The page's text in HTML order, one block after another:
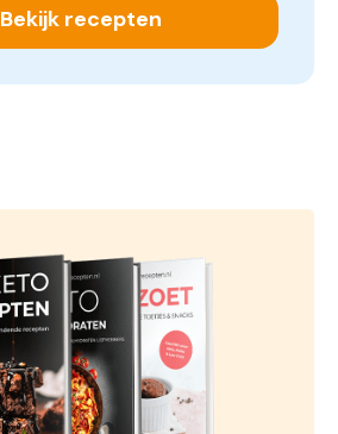
Bekijk recepten